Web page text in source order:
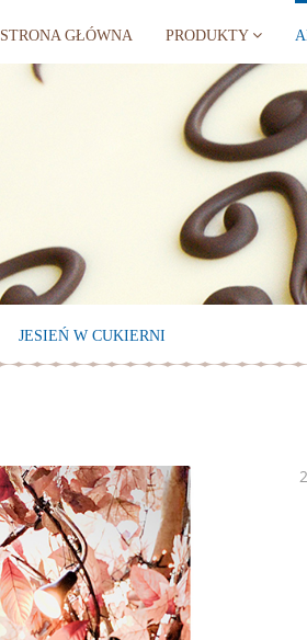
STRONA GŁÓWNA PRODUKTY
JESIEŃ W CUKIERNI